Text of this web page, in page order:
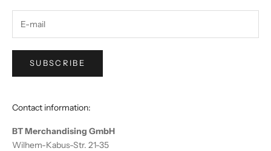
SUBSCRIBE
Contact information:
BT Merchandising GmbH
Wilhem-Kabus-Str. 21-35